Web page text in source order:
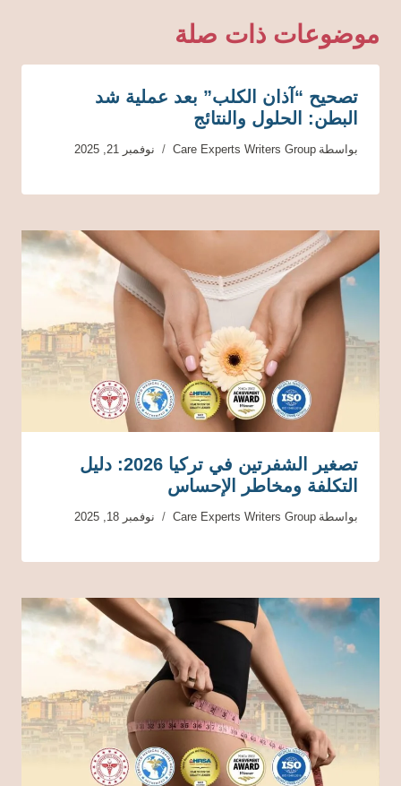
موضوعات ذات صلة
تصحيح “آذان الكلب” بعد عملية شد
البطن: الحلول والنتائج
بواسطة Care Experts Writers Group نوفمبر 21, 2025
تصغير الشفرتين في تركيا 2026: دليل
التكلفة ومخاطر الإحساس
بواسطة Care Experts Writers Group نوفمبر 18, 2025